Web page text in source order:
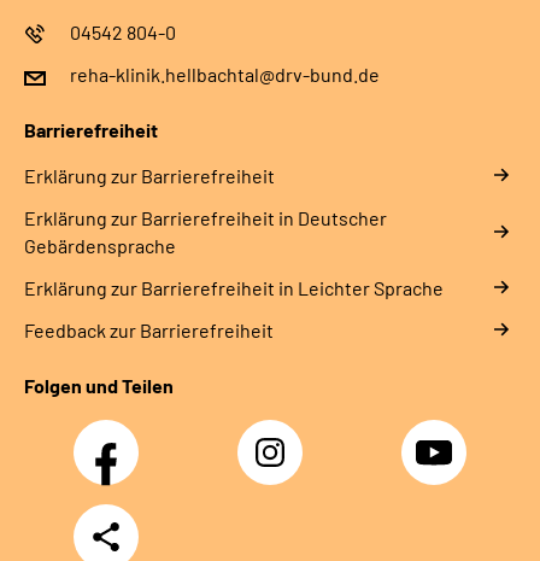
04542 804-0
reha-klinik.hellbachtal@drv-bund.de
Barrierefreiheit
Erklärung zur Barrierefreiheit
Erklärung zur Barrierefreiheit in Deutscher
Gebärdensprache
Erklärung zur Barrierefreiheit in Leichter Sprache
Feedback zur Barrierefreiheit
Folgen und Teilen
Facebook Instagram YouTube
Teilen